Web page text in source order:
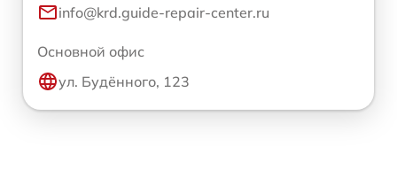
info@krd.guide-repair-center.ru
Основной офис
ул. Будённого, 123